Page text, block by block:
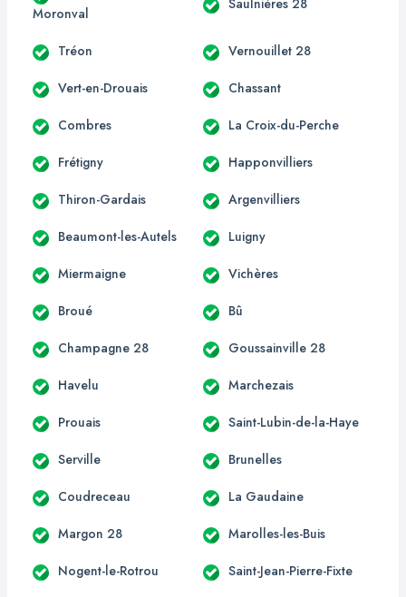
Moronval
Saulnières 28
Tréon Vernouillet 28
Vert-en-Drouais Chassant
Combres La Croix-du-Perche
Frétigny Happonvilliers
Thiron-Gardais Argenvilliers
Beaumont-les-Autels Luigny
Miermaigne Vichères
Broué Bû
Champagne 28 Goussainville 28
Havelu Marchezais
Prouais Saint-Lubin-de-la-Haye
Serville Brunelles
Coudreceau La Gaudaine
Margon 28 Marolles-les-Buis
Nogent-le-Rotrou Saint-Jean-Pierre-Fixte